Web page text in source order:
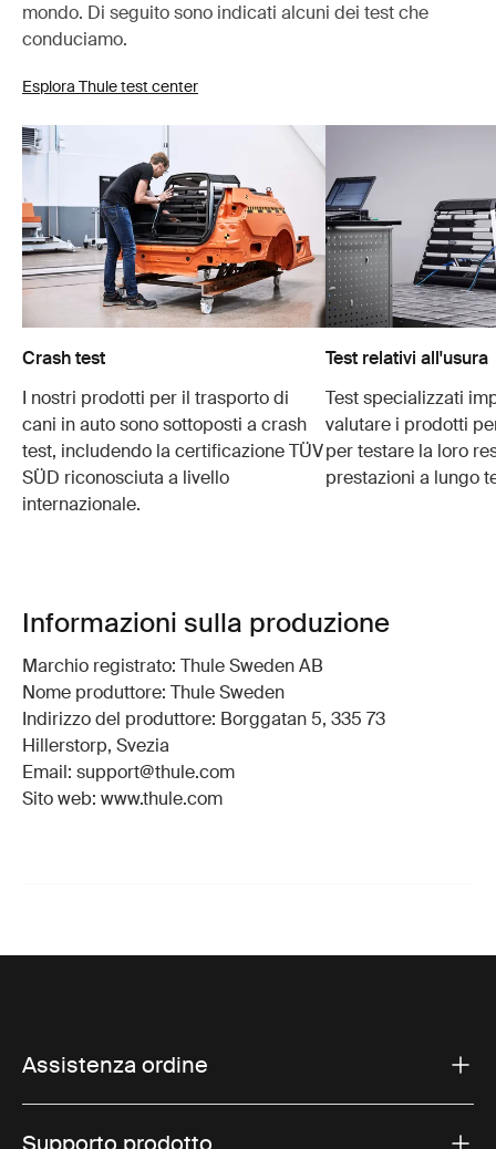
mondo. Di seguito sono indicati alcuni dei test che
conduciamo.
Esplora Thule test center
Crash test
I nostri prodotti per il trasporto di
cani in auto sono sottoposti a crash
test, includendo la certificazione TÜV
SÜD riconosciuta a livello
internazionale.
Test relativi all'usura
Test specializzati
valutare i prodotti
per testare la loro
prestazioni a lungo
Informazioni sulla produzione
Marchio registrato: Thule Sweden AB
Nome produttore: Thule Sweden
Indirizzo del produttore: Borggatan 5, 335 73
Hillerstorp, Svezia
Email: support@thule.com
Sito web: www.thule.com
Assistenza ordine